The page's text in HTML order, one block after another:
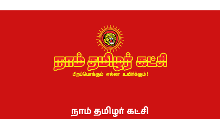
நாம் தமிழர் கட்சி